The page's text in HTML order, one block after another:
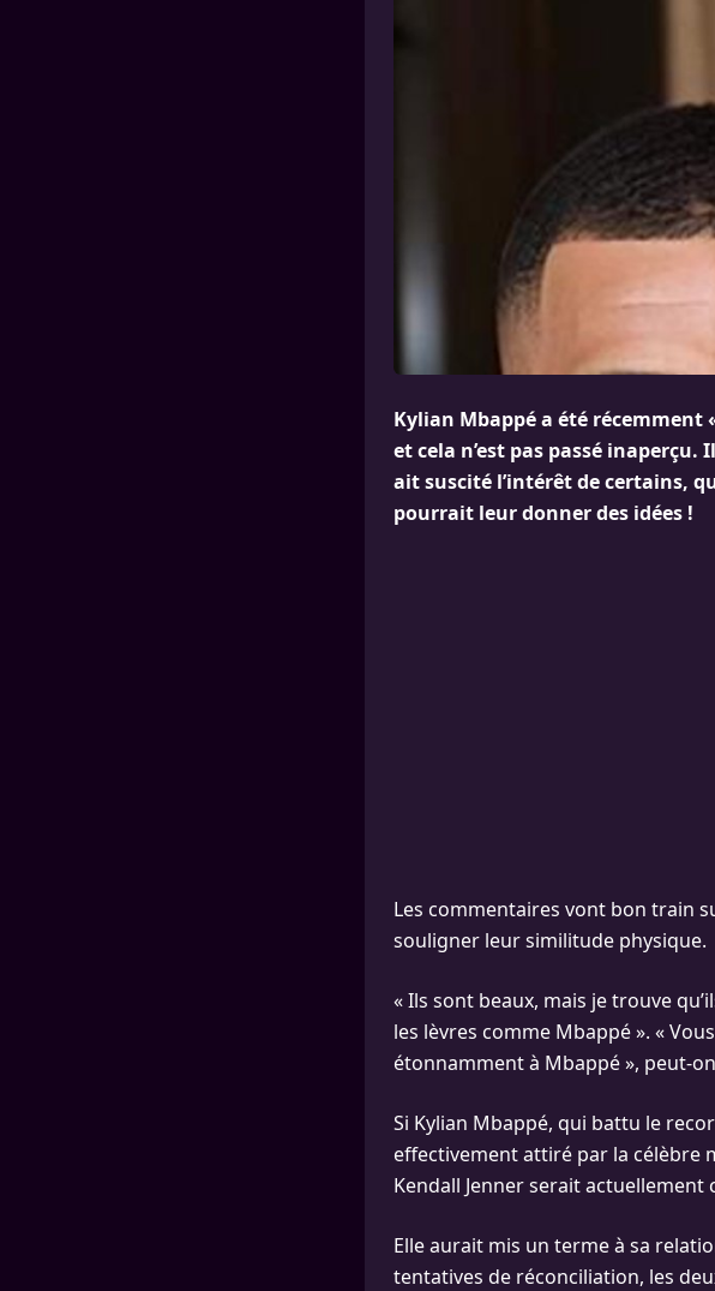
Kylian Mbappé a été récemment
et cela n’est pas passé
ait suscité l’intérêt de certains,
pourrait leur donner des idées !
Les commentaires vont bon train
souligner leur similitude physique.
« Ils sont beaux, mais je trouve
les lèvres comme Mbappé ». «
étonnamment à Mbappé », peut-
Si Kylian Mbappé, qui battu le
effectivement attiré par la célèbre
Kendall Jenner serait actuellement
Elle aurait mis un terme à sa
tentatives de réconciliation, les